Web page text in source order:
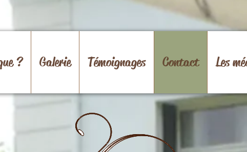
? Galerie Témoignages Contact Les